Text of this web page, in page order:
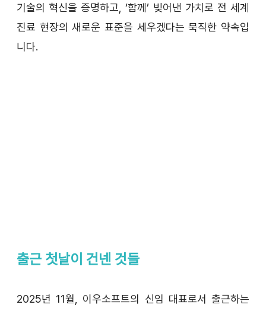
기술의 혁신을 증명하고, ‘함께’ 빚어낸 가치로 전 세계
진료 현장의 새로운 표준을 세우겠다는 묵직한 약속입
니다.
출근 첫날이 건넨 것들
2025년 11월, 이우소프트의 신임 대표로서 출근하는